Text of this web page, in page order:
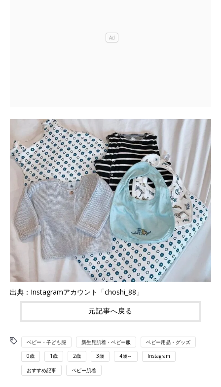
出典：Instagramアカウント「choshi_88」
元記事へ戻る
ベビー・子ども服 新生児肌着・ベビー服 ベビー用品・グッズ
0歳 1歳 2歳 3歳 4歳～ Instagram
おすすめ記事 ベビー肌着